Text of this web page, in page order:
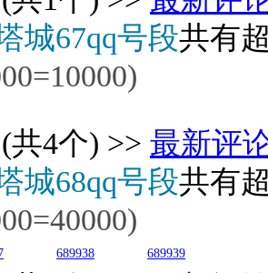
城67qq号段共有
共4个) >> 最新评
城68qq号段共有
689938 689939